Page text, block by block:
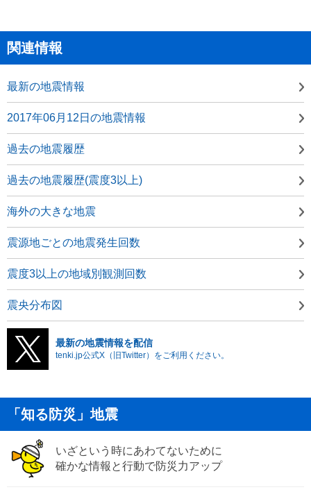
関連情報
最新の地震情報
2017年06月12日の地震情報
過去の地震履歴
過去の地震履歴(震度3以上)
海外の大きな地震
震源地ごとの地震発生回数
震度3以上の地域別観測回数
震央分布図
最新の地震情報を配信
tenki.jp公式X（旧Twitter）をご利用ください。
「知る防災」地震
いざという時にあわてないために
確かな情報と行動で防災力アップ